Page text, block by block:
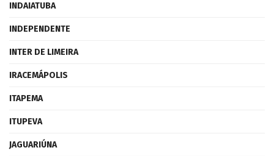
INDAIATUBA
INDEPENDENTE
INTER DE LIMEIRA
IRACEMÁPOLIS
ITAPEMA
ITUPEVA
JAGUARIÚNA